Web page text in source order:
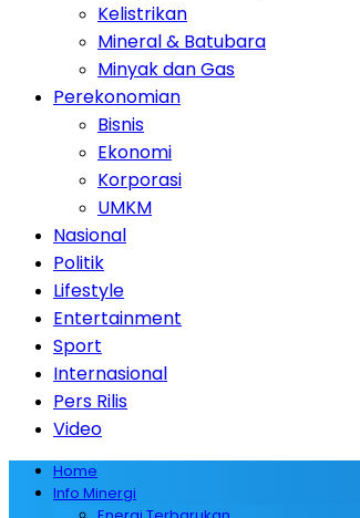
Kelistrikan
Mineral & Batubara
Minyak dan Gas
Perekonomian
Bisnis
Ekonomi
Korporasi
UMKM
Nasional
Politik
Lifestyle
Entertainment
Sport
Internasional
Pers Rilis
Video
Home
Info Minergi